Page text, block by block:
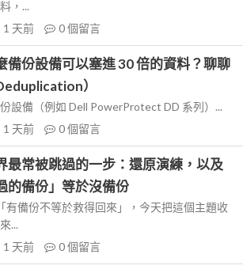
，...
1 天前 0個留言
備份設備可以塞進 30 倍的資料？聊聊
）
設備（例如 Dell PowerProtect DD 系列）...
1 天前 0個留言
最常被跳過的一步：還原演練，以及
的備份」等於沒備份
有備份不等於救得回來」，今天把這個主題收
...
1 天前 0個留言